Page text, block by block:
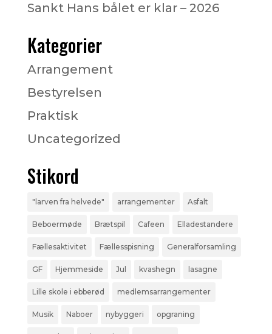
Sankt Hans bålet er klar – 2026
Kategorier
Arrangement
Bestyrelsen
Praktisk
Uncategorized
Stikord
"larven fra helvede" arrangementer Asfalt
Beboermøde Brætspil Cafeen Elladestandere
Fællesaktivitet Fællesspisning Generalforsamling
GF Hjemmeside Jul kvashegn lasagne
Lille skole i ebberød medlemsarrangementer
Musik Naboer nybyggeri opgraning